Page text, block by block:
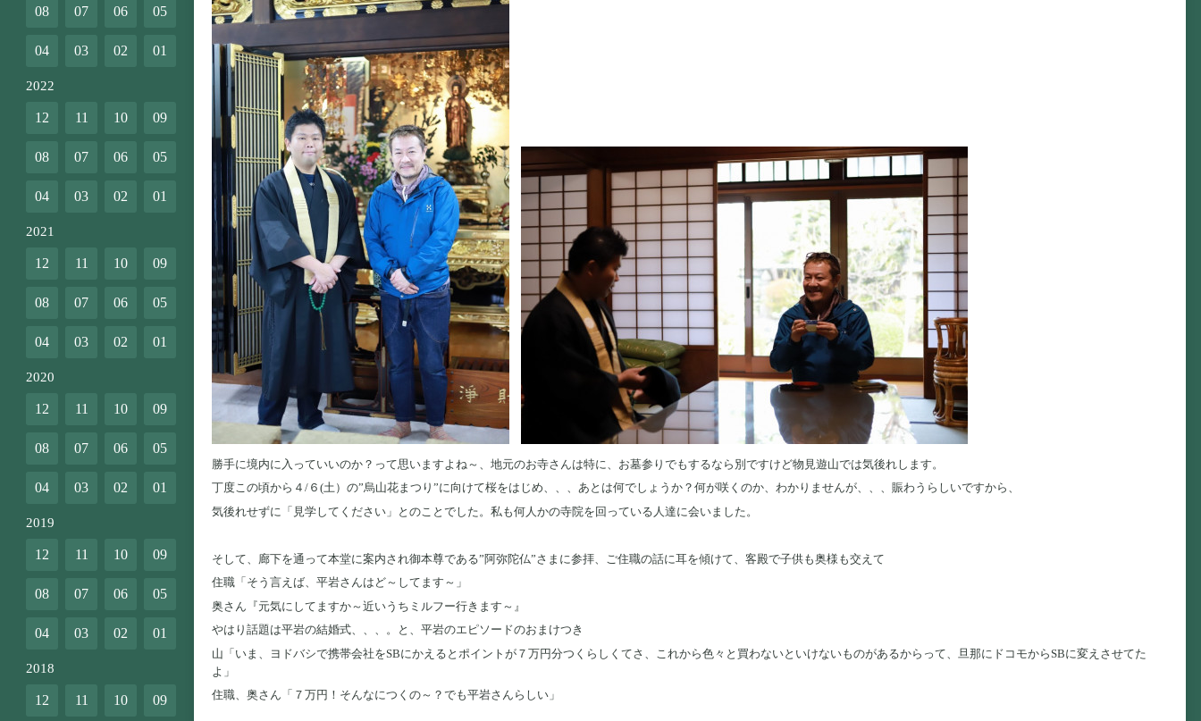
勝手に境内に入っていいのか？って思いますよね～、地元のお寺さんは特に、お墓参りでもするなら別ですけど物見遊山では気後れします。
丁度この頃から４/６(土）の”烏山花まつり”に向けて桜をはじめ、、、あとは何でしょうか？何が咲くのか、わかりませんが、、、賑わうらしいですから、
気後れせずに「見学してください」とのことでした。私も何人かの寺院を回っている人達に会いました。
そして、廊下を通って本堂に案内され御本尊である”阿弥陀仏”さまに参拝、ご住職の話に耳を傾けて、客殿で子供も奥様も交えて
住職「そう言えば、平岩さんはど～してます～」
奥さん『元気にしてますか～近いうちミルフー行きます～』
やはり話題は平岩の結婚式、、、。と、平岩のエピソードのおまけつき
山「いま、ヨドバシで携帯会社をSBにかえるとポイントが７万円分つくらしくてさ、これから色々と買わないといけないものがあるからって、旦那にドコモからSBに変えさせてた
よ」
住職、奥さん「７万円！そんなにつくの～？でも平岩さんらしい」
08 07 06 05
04 03 02 01
2022
12 11 10 09
08 07 06 05
04 03 02 01
2021
12 11 10 09
08 07 06 05
04 03 02 01
2020
12 11 10 09
08 07 06 05
04 03 02 01
2019
12 11 10 09
08 07 06 05
04 03 02 01
2018
12 11 10 09